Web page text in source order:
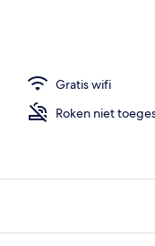
Gratis wifi
Roken niet